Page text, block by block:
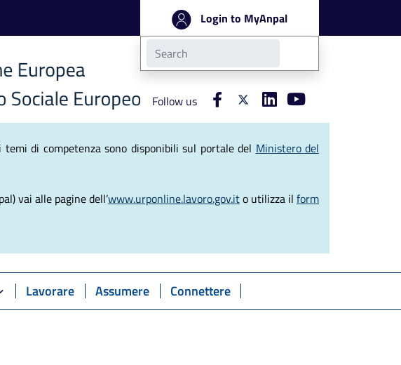
Login to MyAnpal
Attive del Lavoro
Follow us
di competenza sono disponibili sul portale del Ministero del
vai alle pagine dell’www.urponline.lavoro.gov.ito utilizza ilform
Lavorare Assumere Connettere